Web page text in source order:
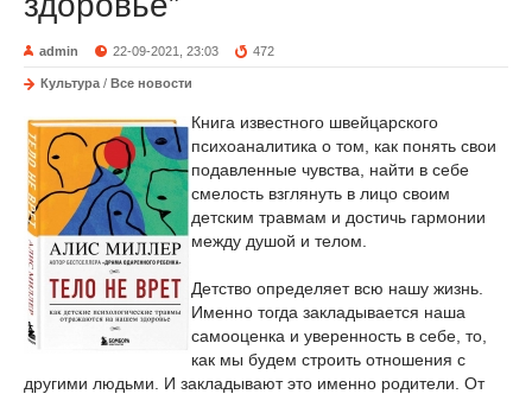
admin 22-09-2021, 23:03 472
Культура / Все новости
Книга известного швейцарского
психоаналитика о том, как понять свои
подавленные чувства, найти в себе
смелость взглянуть в лицо своим
детским травмам и достичь гармонии
между душой и телом.
Детство определяет всю нашу жизнь.
Именно тогда закладывается наша
самооценка и уверенность в себе, то,
как мы будем строить отношения с
другими людьми. И закладывают это именно родители. От